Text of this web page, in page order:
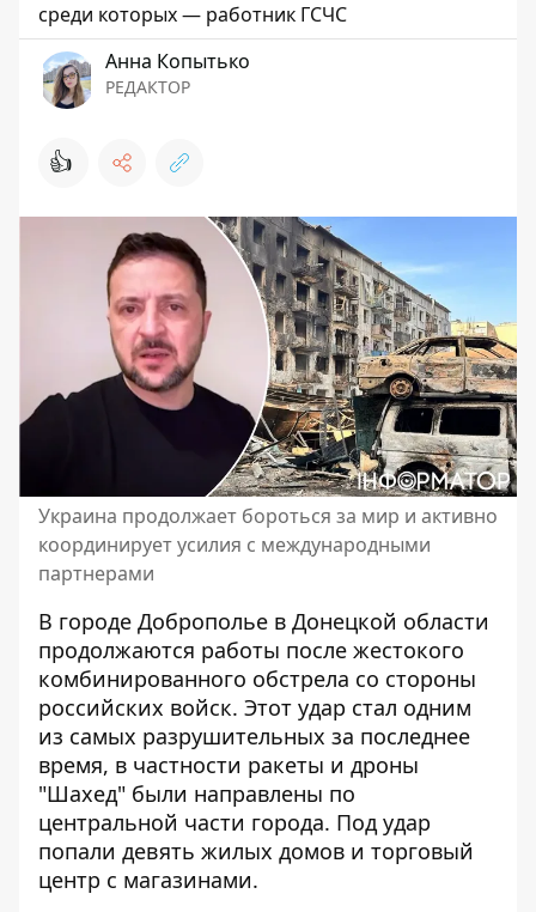
среди которых — работник ГСЧС
Анна Копытько
РЕДАКТОР
👍
Украина продолжает бороться за мир и активно
координирует усилия с международными
партнерами
В городе Доброполье в Донецкой области
продолжаются работы после жестокого
комбинированного обстрела со стороны
российских войск. Этот удар стал одним
из самых разрушительных за последнее
время, в частности ракеты и дроны
"Шахед" были направлены по
центральной части города. Под удар
попали девять жилых домов и торговый
центр с магазинами.